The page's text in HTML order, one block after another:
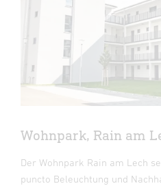
Wohnpark, Rain am
Der Wohnpark Rain am Lech
puncto Beleuchtung und